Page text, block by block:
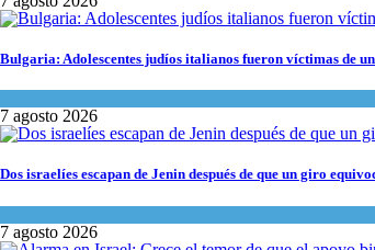
Bulgaria: Adolescentes judíos italianos fueron víctimas de
7 agosto 2026
Dos israelíes escapan de Jenin después de que un giro
7 agosto 2026